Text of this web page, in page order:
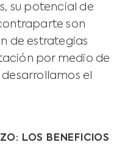
su potencial de
son
de estrategias
por medio de
el
LOS BENEFICIOS